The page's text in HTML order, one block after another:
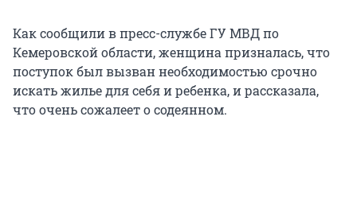
Как сообщили в пресс-службе ГУ МВД по
Кемеровской области, женщина призналась, что
поступок был вызван необходимостью срочно
искать жилье для себя и ребенка, и рассказала,
что очень сожалеет о содеянном.